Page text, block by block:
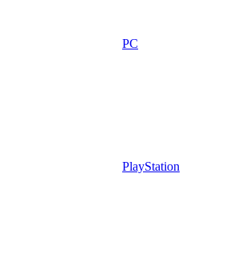
PC
PlayStation